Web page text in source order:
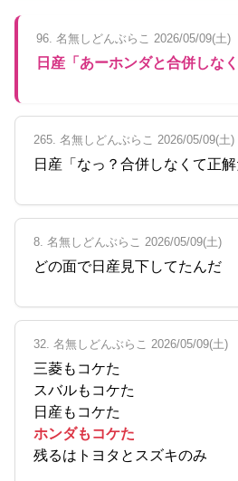
96. 名無しどんぶらこ 2026/05/09(土)
日産「あーホンダと合併しな
265. 名無しどんぶらこ 2026/05/09(土)
日産「なっ？合併しなくて正解
8. 名無しどんぶらこ 2026/05/09(土)
どの面で日産見下してたんだ
32. 名無しどんぶらこ 2026/05/09(土)
三菱もコケた
スバルもコケた
日産もコケた
ホンダもコケた
残るはトヨタとスズキのみ